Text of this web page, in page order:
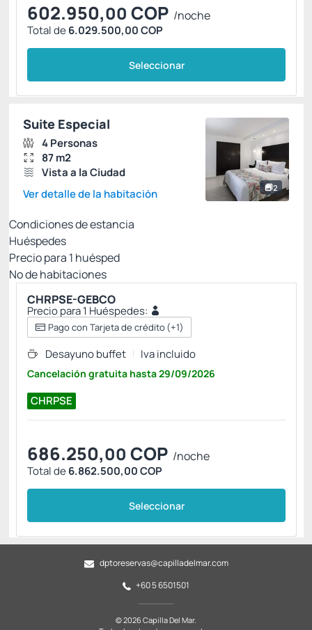
602.950,00 COP /noche
Total de6.029.500,00 COP
Seleccionar
2
Suite Especial
4 Personas
87 m2
Vista a la Ciudad
Ver detalle de la habitación
Condiciones de estancia
Huéspedes
Precio para 1 huésped
Nº de habitaciones
CHRPSE-GEBCO
Precio para 1 Huéspedes:
Pago con Tarjeta de crédito(+1)
CHRPSE
Desayuno buffet Iva incluido
Cancelación gratuita hasta29/09/2026
686.250,00 COP /noche
Total de6.862.500,00 COP
Seleccionar
dptoreservas@capilladelmar.com
+60 5 6501501
© 2026 Capilla Del Mar.